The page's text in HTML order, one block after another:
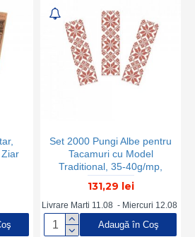
Set 2000 Pungi Albe pentru
Tacamuri cu Model
Traditional, 35-40g/mp,
8x24cm, Punga Cu Model
Pentru Tacamuri, Punga
Tacamuri Fast-Food, Punga
Tacamuri Catering, Punga
Tacamuri Groasa
131,29 lei
Livrare Marti 11.08 - Miercuri 12.08
Adaugă în Coş